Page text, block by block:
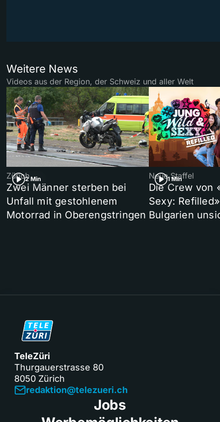
Weitere News
Videos aus der Region, der Schweiz und aller Welt
2 Min
Zürich
Zwei Männer sterben bei
Unfall mit gestohlenem
Motorrad in Oberengstringen
1 Min
Neue Staffel
Die Crew von
Sexy:
Bulgarien
TeleZüri
Thurgauerstrasse 80
8050 Zürich
redaktion@telezueri.ch
Jobs